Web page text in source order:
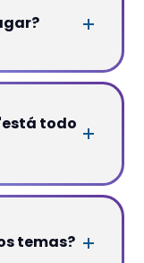
todo
temas?